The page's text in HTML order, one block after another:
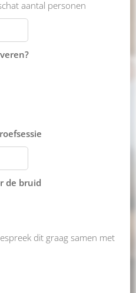
aantal personen
de bruid
dit graag samen met